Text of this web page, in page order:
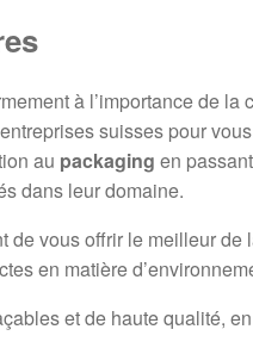
à l’importance de
suisses pour
au packaging en
dans leur domaine.
de vous offrir le meilleur de
en matière
et de haute qualité,